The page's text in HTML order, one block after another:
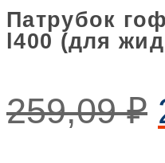
Патрубок
l400 (для
259,09₽